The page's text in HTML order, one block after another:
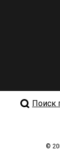
Поиск
©